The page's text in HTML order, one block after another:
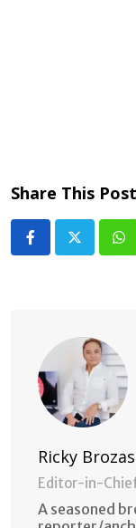
Share This
Ricky Brozas
Editor-in-
A seasoned